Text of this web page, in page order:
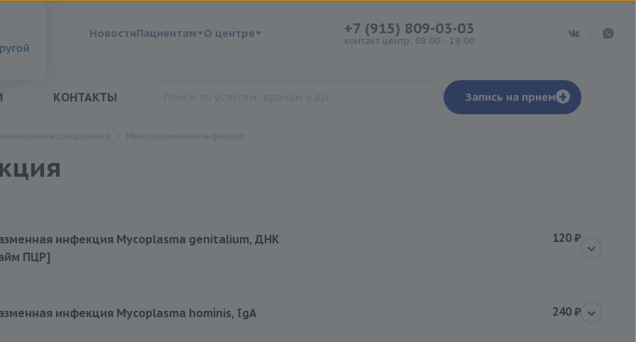
НовостиПациентам О центре +7 (915) 809-03-03
контакт центр: 08:00 - 19:00
КОНТАКТЫ Запись на прием +
инфекция Mycoplasma genitalium, ДНК
ПЦР]
120 ₽
инфекция Mycoplasma hominis, IgA 240 ₽